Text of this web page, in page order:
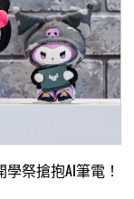
祭搶抱AI筆電！